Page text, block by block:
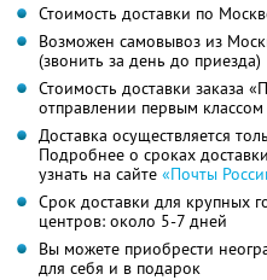
Стоимость доставки по
Возможен самовывоз из
(звонить за день до приезда)
Стоимость доставки заказа
отправлении первым
Доставка осуществляется
Подробнее о сроках
узнать на сайте «Почты
Срок доставки для крупных
центров: около 5-7 дней
Вы можете приобрести
для себя и в подарок